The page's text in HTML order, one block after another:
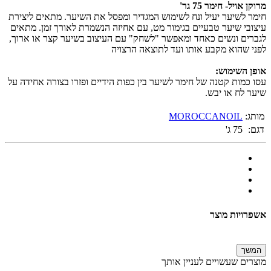
מרוקן אויל- חימר 75 גר'
חימר לשיער יעיל ונח לשימוש המגדיר ומפסל את השיער. מתאים ליצירת
עיצובי שיער טבעיים בגימור מט, עם אחיזה הנשמרת לאורך זמן. מתאים
לגברים ונשים כאחד ומאפשר "לשחק" עם העיצוב בשיער קצר או ארוך,
לפני שהוא מקבע אותו ועד לתוצאה הרצויה
אופן השימוש:
עסו כמות קטנה של חימר לשיער בין כפות הידיים ופזרו בצורה אחידה על
שיער לח או יבש.
מותג: MOROCCANOIL
דגם: 75 ג'
אשפרויות מוצר
המשך
מוצרים שעשויים לעניין אותך